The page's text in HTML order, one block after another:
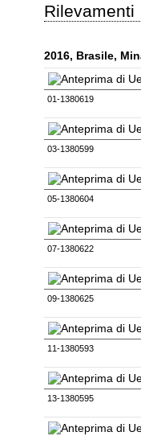
Rilevamenti
2016, Brasile,
01-1380619
03-1380599
05-1380604
07-1380622
09-1380625
11-1380593
13-1380595